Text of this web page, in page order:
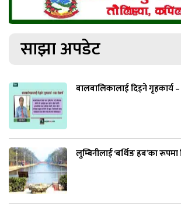
साझा अपडेट
बालबालिकालाई दिइने गृहकार्य
लुम्बिनीलाई ‘बर्थिङ हब’का